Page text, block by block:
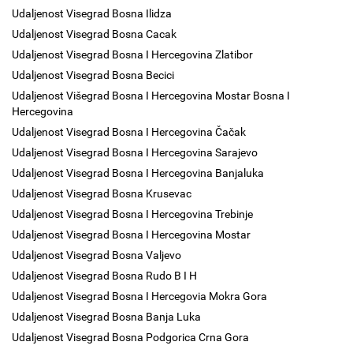
Udaljenost Visegrad Bosna Ilidza
Udaljenost Visegrad Bosna Cacak
Udaljenost Visegrad Bosna I Hercegovina Zlatibor
Udaljenost Visegrad Bosna Becici
Udaljenost Višegrad Bosna I Hercegovina Mostar Bosna I
Hercegovina
Udaljenost Visegrad Bosna I Hercegovina Čačak
Udaljenost Visegrad Bosna I Hercegovina Sarajevo
Udaljenost Visegrad Bosna I Hercegovina Banjaluka
Udaljenost Visegrad Bosna Krusevac
Udaljenost Visegrad Bosna I Hercegovina Trebinje
Udaljenost Visegrad Bosna I Hercegovina Mostar
Udaljenost Visegrad Bosna Valjevo
Udaljenost Visegrad Bosna Rudo B I H
Udaljenost Visegrad Bosna I Hercegovia Mokra Gora
Udaljenost Visegrad Bosna Banja Luka
Udaljenost Visegrad Bosna Podgorica Crna Gora